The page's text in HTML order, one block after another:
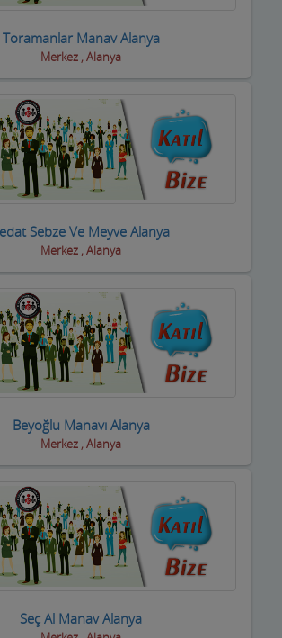
ve Masaj salonları
Kuruluşları
Firmaları
Toramanlar Manav Alanya
Merkez , Alanya
Sebze Ve Meyve Alanya
Merkez , Alanya
Beyoğlu Manavı Alanya
Merkez , Alanya
Seç Al Manav Alanya